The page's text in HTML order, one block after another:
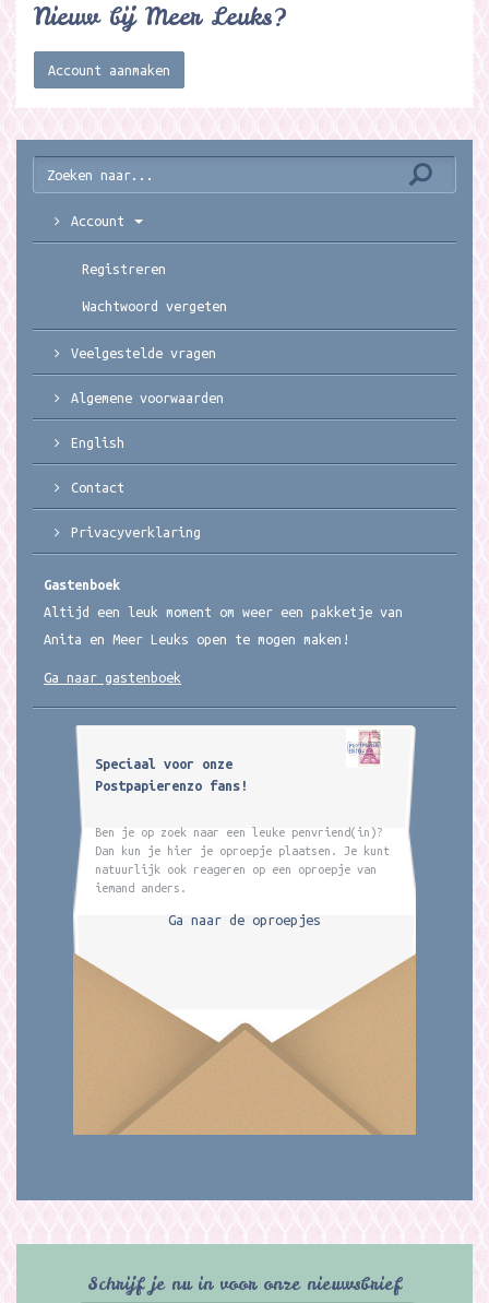
Nieuw bij Meer Leuks?
Account aanmaken
Account
Registreren
Wachtwoord vergeten
Veelgestelde vragen
Algemene voorwaarden
English
Contact
Privacyverklaring
Gastenboek
Altijd een leuk moment om weer een pakketje van
Anita en Meer Leuks open te mogen maken!
Ga naar gastenboek
Speciaal voor onze
Postpapierenzo fans!
Ben je op zoek naar een leuke penvriend(in)?
Dan kun je hier je oproepje plaatsen. Je kunt
natuurlijk ook reageren op een oproepje van
iemand anders.
Ga naar de oproepjes
Schrijf je nu in voor onze nieuwsbrief